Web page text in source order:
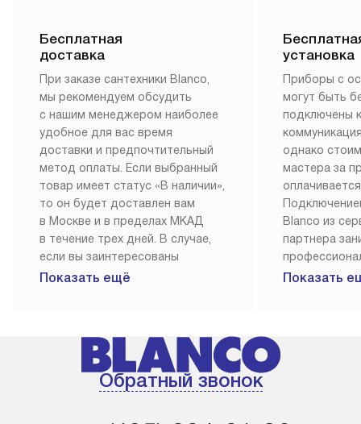
Бесплатная
доставка
При заказе сантехники Blanco,
мы рекомендуем обсудить
с нашим менеджером наиболее
удобное для вас время
доставки и предпочтительный
метод оплаты. Если выбранный
товар имеет статус «В наличии»,
то он будет доставлен вам
в Москве и в пределах МКАД
в течение трех дней. В случае,
если вы заинтересованы
в товаре, который доступен
менеджером на сайте. Товары
с особым лейблом
доставляются бесплатно
Показать ещё
установка
Приборы с
могут быть
подключены
однако
мастера за
Blanco из
партнера
Наш сервис
Показать
Обратный звонок